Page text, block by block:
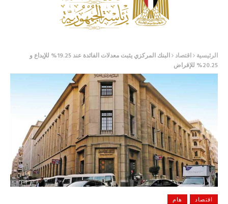
الرئيسية اقتصاد
البنك المركزي يثبت معدلات الفائدة عند 19.25% للإيداع و
20.25% للإقراض
اقتصاد هام